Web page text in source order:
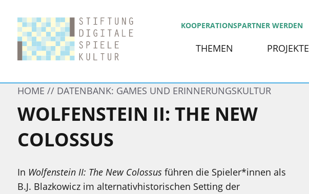
KOOPERATIONSPARTNER WERDEN
THEMEN PROJEKTE
HOME DATENBANK: GAMES UND ERINNERUNGSKULTUR
WOLFENSTEIN II: THE NEW
COLOSSUS
In Wolfenstein II: The New Colossusführen die Spieler*innen als
B.J. Blazkowicz im alternativhistorischen Setting der